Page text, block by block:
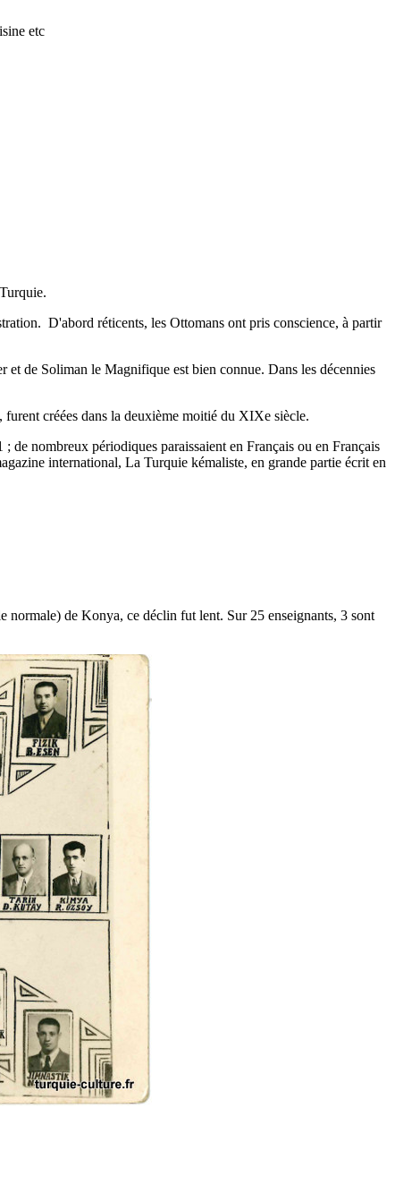
etc
D'abord réticents, les Ottomans ont pris conscience, à partir
de Soliman le Magnifique est bien connue. Dans les décennies
créées dans la deuxième moitié du XIXe siècle.
nombreux périodiques paraissaient en Français ou en Français
international, La Turquie kémaliste, en grande partie écrit en
normale) de Konya, ce déclin fut lent. Sur 25 enseignants, 3 sont